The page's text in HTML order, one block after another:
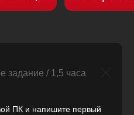
задание / 1,5 часа
ПК и напишите первый